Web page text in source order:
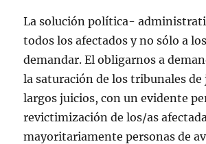
La solución política-
todos los afectados y no sólo a
demandar. El obligarnos a
la saturación de los tribunales de
largos juicios, con un evidente
revictimización de los/as
mayoritariamente personas de